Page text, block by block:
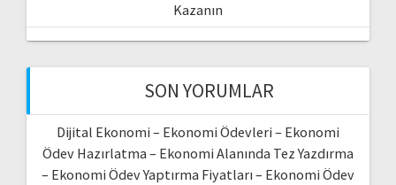
Kazanın
SON YORUMLAR
Dijital Ekonomi – Ekonomi Ödevleri – Ekonomi
Ödev Hazırlatma – Ekonomi Alanında Tez Yazdırma
– Ekonomi Ödev Yaptırma Fiyatları – Ekonomi Ödev